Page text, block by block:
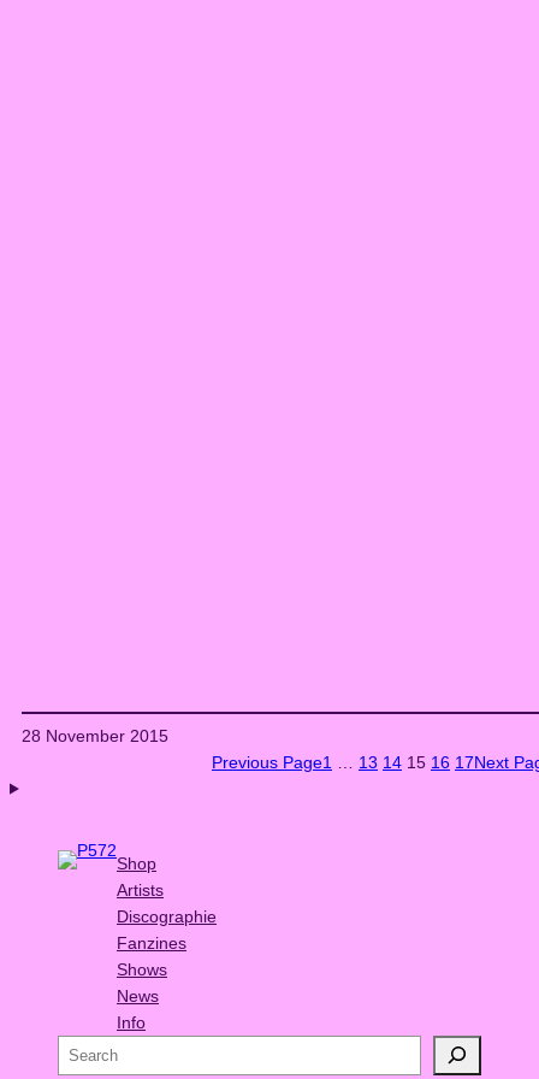
28 November 2015
Previous Page1 13 14 15 16 17Next
Shop
Artists
Discographie
Fanzines
Shows
News
Info
e